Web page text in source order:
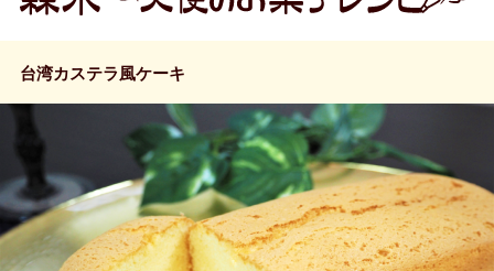
台湾カステラ風ケーキ